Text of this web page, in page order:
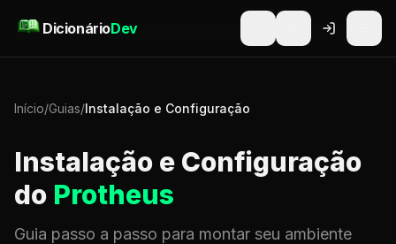
DicionárioDev
Início/Guias/Instalação e Configuração
Instalação e Configuração
do Protheus
Guia passo a passo para montar seu ambiente